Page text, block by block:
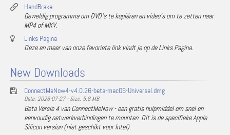
HandBrake
Geweldig programma om DVD's te kopiëren en video's om te zetten naar
MP4 of MKV.
Links Pagina
Deze en meer van onze favoriete link vindt je op de Links Pagina.
New Downloads
ConnectMeNow4-v4.0.26-beta-macOS-Universal.dmg
Date: 2026-07-27 - Size: 5.8 MB
Beta Versie 4 van ConnectMeNow - een gratis hulpmiddel om snel en
eenvoudig netwerkverbindingen te mounten. Dit is de specifieke Apple
Silicon version (niet geschikt voor Intel).